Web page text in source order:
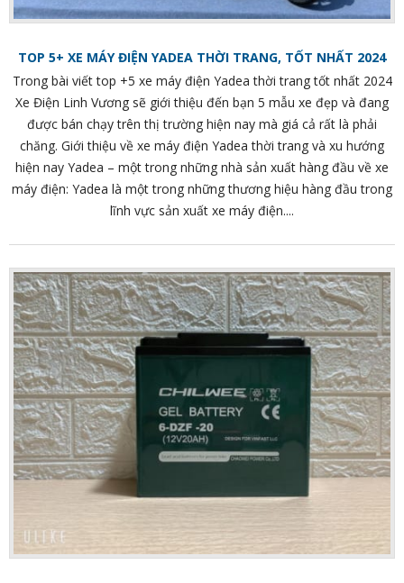
TOP 5+ XE MÁY ĐIỆN YADEA THỜI TRANG, TỐT NHẤT 2024
Trong bài viết top +5 xe máy điện Yadea thời trang tốt nhất 2024
Xe Điện Linh Vương sẽ giới thiệu đến bạn 5 mẫu xe đẹp và đang
được bán chạy trên thị trường hiện nay mà giá cả rất là phải
chăng. Giới thiệu về xe máy điện Yadea thời trang và xu hướng
hiện nay Yadea – một trong những nhà sản xuất hàng đầu về xe
máy điện: Yadea là một trong những thương hiệu hàng đầu trong
lĩnh vực sản xuất xe máy điện....